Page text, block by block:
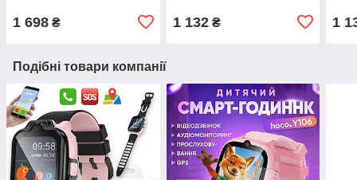
1 698 ₴ 1 132₴ 1
Подібні товари компанії